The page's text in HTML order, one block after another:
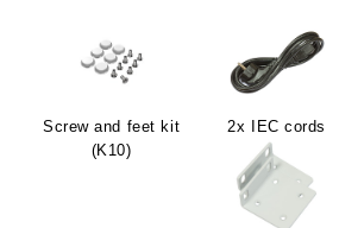
Screw and feet kit
(K10)
2x IEC cords